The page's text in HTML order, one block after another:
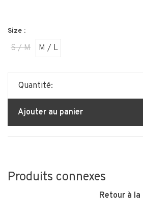
Size :
S / M M / L
Quantité:
Ajouter au panier
Produits connexes
Retour à